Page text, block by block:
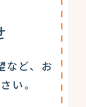
など、お
い。